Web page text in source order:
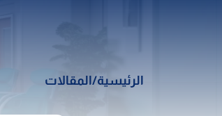
الرئيسية/المقالات